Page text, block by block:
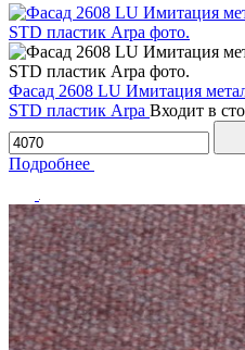
Фасад 2608 LU Имитация
STD пластик Arpa Входит в
Подробнее